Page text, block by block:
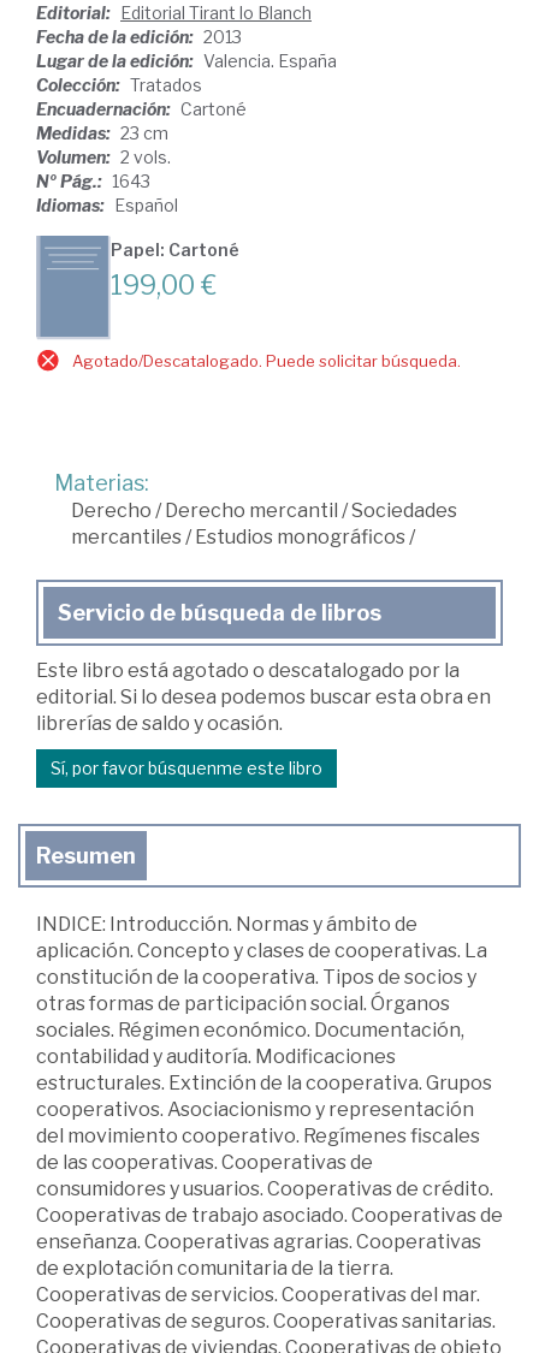
Editorial: Editorial Tirant lo Blanch
Fecha de la edición: 2013
Lugar de la edición: Valencia. España
Colección: Tratados
Encuadernación: Cartoné
Medidas: 23 cm
Volumen: 2 vols.
Nº Pág.: 1643
Idiomas: Español
Papel: Cartoné
199,00 €
Agotado/Descatalogado. Puede solicitar búsqueda.
Materias:
Derecho /Derecho mercantil /Sociedades
mercantiles /Estudios monográficos /
Servicio de búsqueda de libros
Este libro está agotado o descatalogado por la
editorial. Si lo desea podemos buscar esta obra en
librerías de saldo y ocasión.
Sí, por favor búsquenme este libro
Resumen
INDICE: Introducción. Normas y ámbito de
aplicación. Concepto y clases de cooperativas. La
constitución de la cooperativa. Tipos de socios y
otras formas de participación social. Órganos
sociales. Régimen económico. Documentación,
contabilidad y auditoría. Modificaciones
estructurales. Extinción de la cooperativa. Grupos
cooperativos. Asociacionismo y representación
del movimiento cooperativo. Regímenes fiscales
de las cooperativas. Cooperativas de
consumidores y usuarios. Cooperativas de crédito.
Cooperativas de trabajo asociado. Cooperativas de
enseñanza. Cooperativas agrarias. Cooperativas
de explotación comunitaria de la tierra.
Cooperativas de servicios. Cooperativas del mar.
Cooperativas de seguros. Cooperativas sanitarias.
Cooperativas de viviendas. Cooperativas de objeto